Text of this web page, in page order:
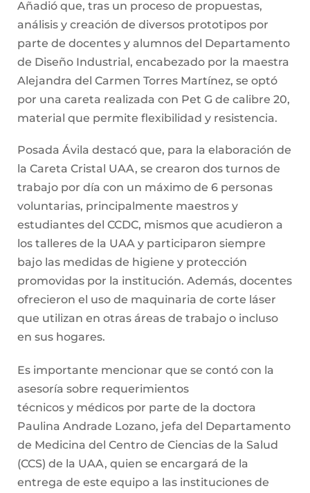
Añadió que, tras un proceso de propuestas,
análisis y creación de diversos prototipos por
parte de docentes y alumnos del Departamento
de Diseño Industrial, encabezado por la maestra
Alejandra del Carmen Torres Martínez, se optó
por una careta realizada con Pet G de calibre 20,
material que permite flexibilidad y resistencia.
Posada Ávila destacó que, para la elaboración de
la Careta Cristal UAA, se crearon dos turnos de
trabajo por día con un máximo de 6 personas
voluntarias, principalmente maestros y
estudiantes del CCDC, mismos que acudieron a
los talleres de la UAA y participaron siempre
bajo las medidas de higiene y protección
promovidas por la institución. Además, docentes
ofrecieron el uso de maquinaria de corte láser
que utilizan en otras áreas de trabajo o incluso
en sus hogares.
Es importante mencionar que se contó con la
asesoría sobre requerimientos
técnicos y médicos por parte de la doctora
Paulina Andrade Lozano, jefa del Departamento
de Medicina del Centro de Ciencias de la Salud
(CCS) de la UAA, quien se encargará de la
entrega de este equipo a las instituciones de